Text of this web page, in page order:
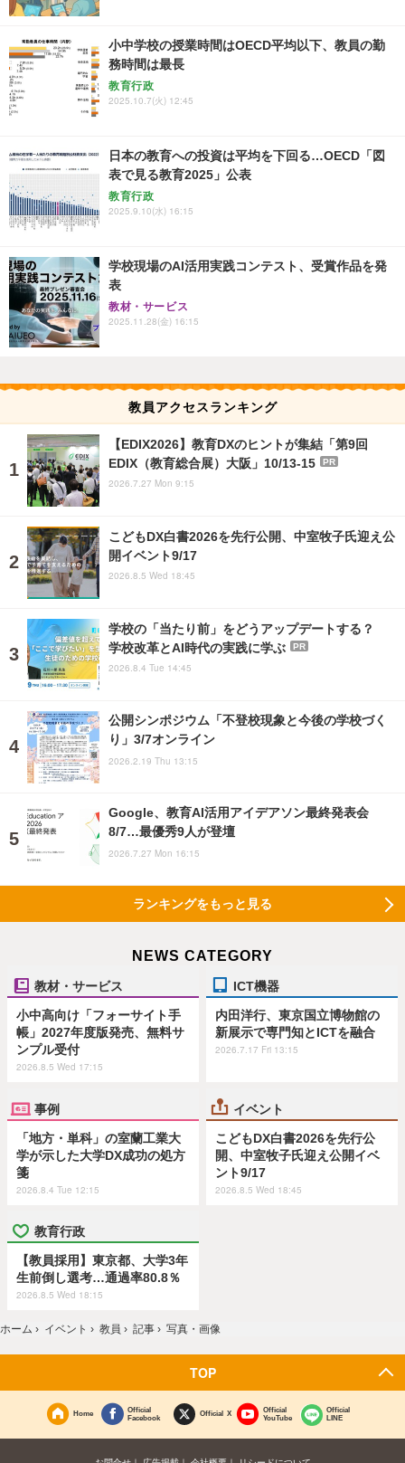
小中学校の授業時間はOECD平均以下、教員の勤
務時間は最長
教育行政
2025.10.7(火) 12:45
日本の教育への投資は平均を下回る…OECD「図
表で見る教育2025」公表
教育行政
2025.9.10(水) 16:15
学校現場のAI活用実践コンテスト、受賞作品を発
表
教材・サービス
2025.11.28(金) 16:15
教員アクセスランキング
【EDIX2026】教育DXのヒントが集結「第9回
EDIX（教育総合展）大阪」10/13-15
PR
2026.7.27 Mon 9:15
こどもDX白書2026を先行公開、中室牧子氏迎え公
開イベント9/17
2026.8.5 Wed 18:45
学校の「当たり前」をどうアップデートする？
学校改革とAI時代の実践に学ぶ
PR
2026.8.4 Tue 14:45
公開シンポジウム「不登校現象と今後の学校づく
り」3/7オンライン
2026.2.19 Thu 13:15
Google、教育AI活用アイデアソン最終発表会
8/7…最優秀9人が登壇
2026.7.27 Mon 16:15
ランキングをもっと見る
NEWS CATEGORY
教材・サービス
小中高向け「フォーサイト手
帳」2027年度版発売、無料サ
ンプル受付
2026.8.5 Wed 17:15
ICT機器
内田洋行、東京国立博物館の
新展示で専門知とICTを融合
2026.7.17 Fri 13:15
事例
「地方・単科」の室蘭工業大
学が示した大学DX成功の処方
箋
2026.8.4 Tue 12:15
イベント
こどもDX白書2026を先行公
開、中室牧子氏迎え公開イベ
ント9/17
2026.8.5 Wed 18:45
教育行政
【教員採用】東京都、大学3年
生前倒し選考…通過率80.8％
2026.8.5 Wed 18:15
ホーム › イベント › 教員 › 記事 › 写真・画像
TOP
Home
Official
Facebook
Official X
Official
YouTube
Official
LINE